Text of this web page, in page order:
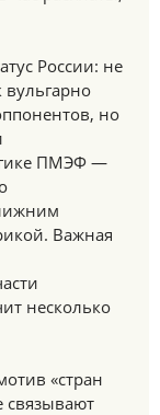
России: не
но
ПМЭФ —
Важная
несколько
«стран
связывают